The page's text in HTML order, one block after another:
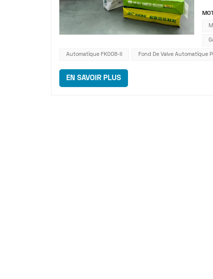
Automatique FK008-II Fond De Valve Automatique
EN SAVOIR PLUS